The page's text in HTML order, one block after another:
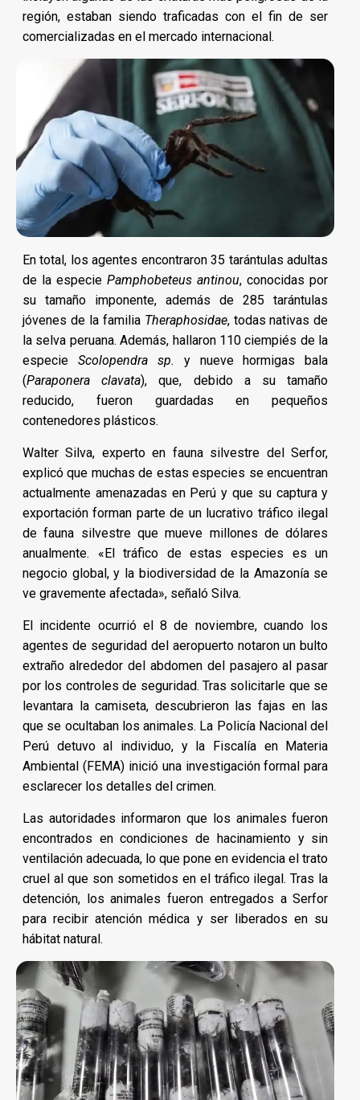
región, estaban siendo traficadas con el fin de ser
comercializadas en el mercado internacional.
En total, los agentes encontraron 35 tarántulas adultas
de la especiePamphobeteus antinou, conocidas por
su tamaño imponente, además de 285 tarántulas
jóvenes de la familia Theraphosidae, todas nativas de
la selva peruana. Además, hallaron 110 ciempiés de la
especie Scolopendra sp. y nueve hormigas bala
(Paraponera clavata), que, debido a su tamaño
reducido, fueron guardadas en pequeños
contenedores plásticos.
Walter Silva, experto en fauna silvestre del Serfor,
explicó que muchas de estas especies se encuentran
actualmente amenazadas en Perú y que su captura y
exportación forman parte de un lucrativo tráfico ilegal
de fauna silvestre que mueve millones de dólares
anualmente. «El tráfico de estas especies es un
negocio global, y la biodiversidad de la Amazonía se
ve gravemente afectada», señaló Silva.
El incidente ocurrió el 8 de noviembre, cuando los
agentes de seguridad del aeropuerto notaron un bulto
extraño alrededor del abdomen del pasajero al pasar
por los controles de seguridad. Tras solicitarle que se
levantara la camiseta, descubrieron las fajas en las
que se ocultaban los animales. La Policía Nacional del
Perú detuvo al individuo, y la Fiscalía en Materia
Ambiental (FEMA) inició una investigación formal para
esclarecer los detalles del crimen.
Las autoridades informaron que los animales fueron
encontrados en condiciones de hacinamiento y sin
ventilación adecuada, lo que pone en evidencia el trato
cruel al que son sometidos en el tráfico ilegal. Tras la
detención, los animales fueron entregados a Serfor
para recibir atención médica y ser liberados en su
hábitat natural.